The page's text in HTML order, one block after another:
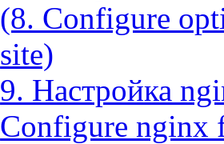
(8. Configure
site)
9. Настройка
Configure nginx